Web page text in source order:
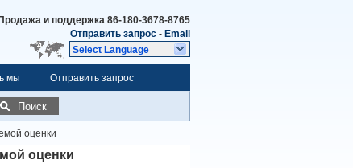
Продажа и поддержка 86-180-3678-8765
Отправить запрос - Email
Select Language
мы Отправить запрос
Поиск
оценки
оценки